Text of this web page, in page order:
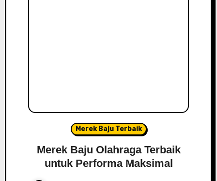
Merek Baju Terbaik
Merek Baju Olahraga Terbaik
untuk Performa Maksimal